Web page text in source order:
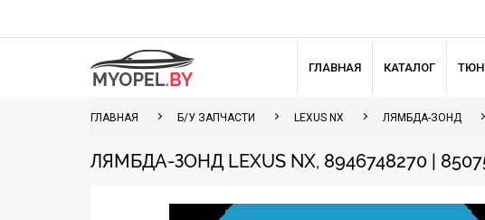
ГЛАВНАЯ КАТАЛОГ
ГЛАВНАЯ Б/У ЗАПЧАСТИ LEXUS NX ЛЯМБДА-ЗОНД
ЛЯМБДА-ЗОНД LEXUS NX, 8946748270 |